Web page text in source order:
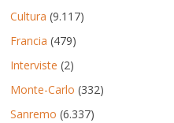
Cultura (9.117)
Francia (479)
Interviste (2)
Monte-Carlo (332)
Sanremo (6.337)